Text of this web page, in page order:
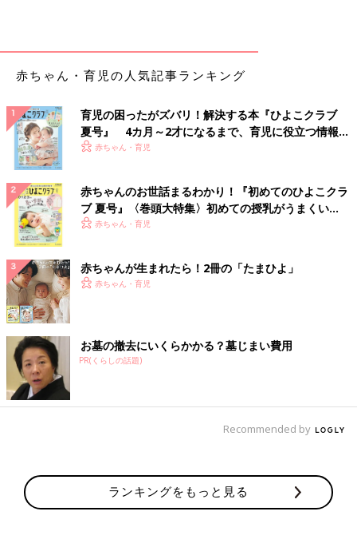
赤ちゃん・育児の人気記事ランキング
育児の困ったがズバリ！解決する本『ひよこクラブ
夏号』 4カ月～2才になるまで、育児に役立つ情報が
いっぱい！
赤ちゃん・育児
赤ちゃんのお世話まるわかり！『初めてのひよこクラ
ブ 夏号』〈巻頭大特集〉初めての授乳がうまくい
く！ おっぱい・ミルクの基本と夏のトラブル 解決テ
赤ちゃん・育児
赤ちゃんが生まれたら！2冊の「たまひよ」
赤ちゃん・育児
お墓の撤去にいくらかかる？墓じまい費用
PR(くらしの話題)
Recommended by
ランキングをもっと見る